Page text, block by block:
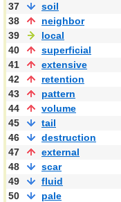
37
soil
38
neighbor
39
local
40
superficial
41
extensive
42
retention
43
pattern
44
volume
45
tail
46
destruction
47
external
48
scar
49
fluid
50
pale